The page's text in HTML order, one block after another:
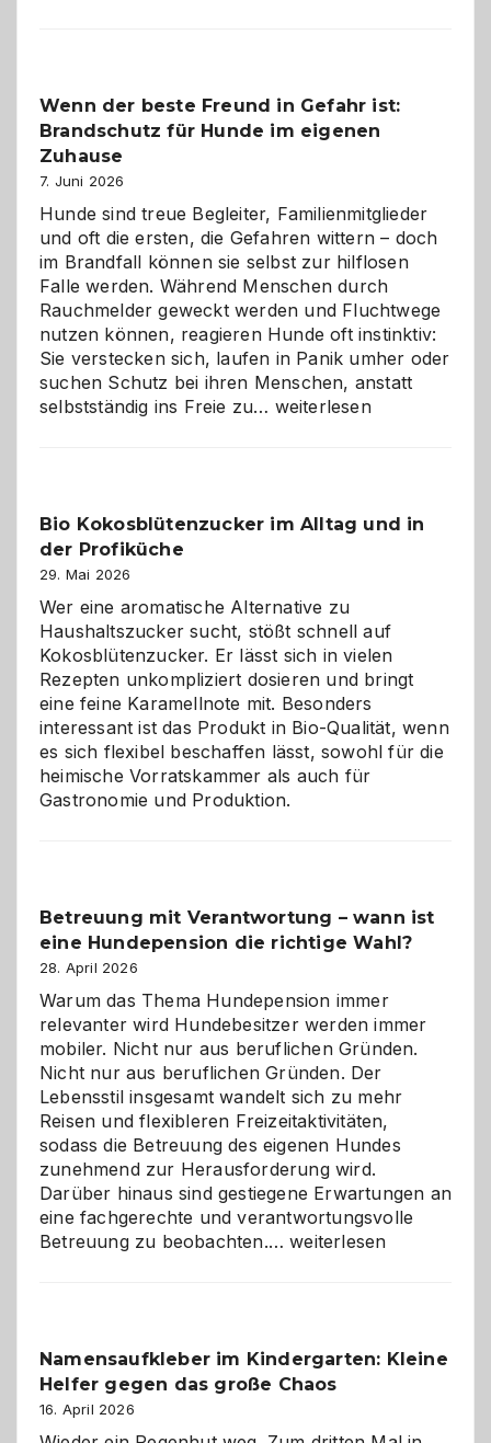
und
herzlich
Wenn der beste Freund in Gefahr ist:
Brandschutz für Hunde im eigenen
Zuhause
7. Juni 2026
Hunde sind treue Begleiter, Familienmitglieder
und oft die ersten, die Gefahren wittern – doch
im Brandfall können sie selbst zur hilflosen
Falle werden. Während Menschen durch
Rauchmelder geweckt werden und Fluchtwege
nutzen können, reagieren Hunde oft instinktiv:
Sie verstecken sich, laufen in Panik umher oder
suchen Schutz bei ihren Menschen, anstatt
selbstständig ins Freie zu… Wenn
Gefahr
für
Hunde
im
eigenen
Zuhause
weiterlesen
Bio Kokosblütenzucker im Alltag und in
der Profiküche
29. Mai 2026
Wer eine aromatische Alternative zu
Haushaltszucker sucht, stößt schnell auf
Kokosblütenzucker. Er lässt sich in vielen
Rezepten unkompliziert dosieren und bringt
eine feine Karamellnote mit. Besonders
interessant ist das Produkt in Bio-Qualität, wenn
es sich flexibel beschaffen lässt, sowohl für die
heimische Vorratskammer als auch für
Gastronomie und Produktion.
Betreuung mit Verantwortung – wann ist
eine Hundepension die richtige Wahl?
28. April 2026
Warum das Thema Hundepension immer
relevanter wird Hundebesitzer werden immer
mobiler. Nicht nur aus beruflichen Gründen.
Nicht nur aus beruflichen Gründen. Der
Lebensstil insgesamt wandelt sich zu mehr
Reisen und flexibleren Freizeitaktivitäten,
sodass die Betreuung des eigenen Hundes
zunehmend zur Herausforderung wird.
Darüber hinaus sind gestiegene Erwartungen an
eine fachgerechte und verantwortungsvolle
Betreuung zu beobachten.…Betreuung
ist
eine
weiterlesen
Namensaufkleber im Kindergarten: Kleine
Helfer gegen das große Chaos
16. April 2026